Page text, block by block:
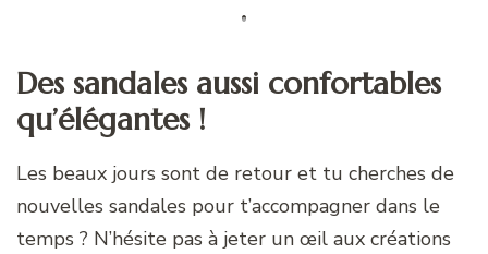
Des sandales aussi confortables
qu’élégantes !
Les beaux jours sont de retour et tu cherches de
nouvelles sandales pour t’accompagner dans le
temps ? N’hésite pas à jeter un œil aux créations